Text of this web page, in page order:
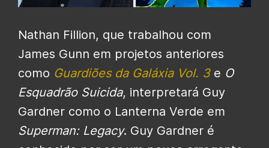
Nathan Fillion, que trabalhou com
James Gunn em projetos anteriores
como Guardiões da Galáxia Vol. 3e O
Esquadrão Suicida, interpretará Guy
Gardner como o Lanterna Verde em
Superman: Legacy. Guy Gardner é